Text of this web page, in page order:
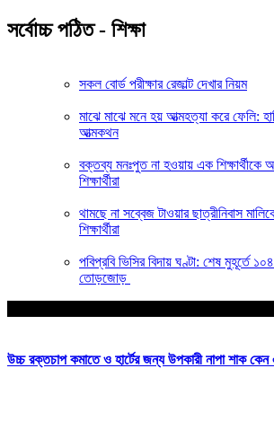
সর্বোচ্চ পঠিত - শিক্ষা
সকল বোর্ড পরীক্ষার রেজাল্ট দেখার নিয়ম
মাঝে মাঝে মনে হয় আত্মহত্যা করে ফেলি:
আত্মকথন
বক্তব্য মনঃপুত না হওয়ায় এক
শিক্ষার্থীরা
থামছে না সব্বেজ টাওয়ার ছাত্রীনিবাস
শিক্ষার্থীরা
পবিপ্রবি ভিসির বিদায় ঘণ্টা: শেষ মুহূর্তে
তোড়জোড়
উচ্চ রক্তচাপ কমাতে ও হার্টের জন্য উপকারী নাপা শাক